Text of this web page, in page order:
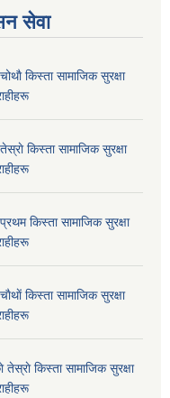
सेवा
किस्ता सामाजिक सुरक्षा
किस्ता सामाजिक सुरक्षा
किस्ता सामाजिक सुरक्षा
किस्ता सामाजिक सुरक्षा
किस्ता सामाजिक सुरक्षा